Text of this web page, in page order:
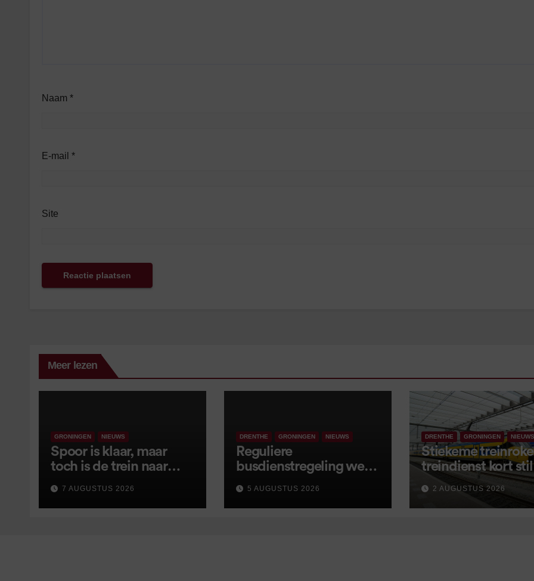
Naam *
E-mail *
Site
Meer lezen
GRONINGEN NIEUWS
Spoor is klaar, maar
toch is de trein naar
Leer opnieuw vertraagd
7 AUGUSTUS 2026
DRENTHE GRONINGEN NIEUWS
Reguliere
busdienstregeling weer
van start, met kleine
wijzigingen
5 AUGUSTUS 2026
DRENTHE GRONINGEN NIEUWS
Stiekeme
treindienst kort stil
2 AUGUSTUS 2026